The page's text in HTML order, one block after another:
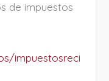
de impuestos
impuestosreci